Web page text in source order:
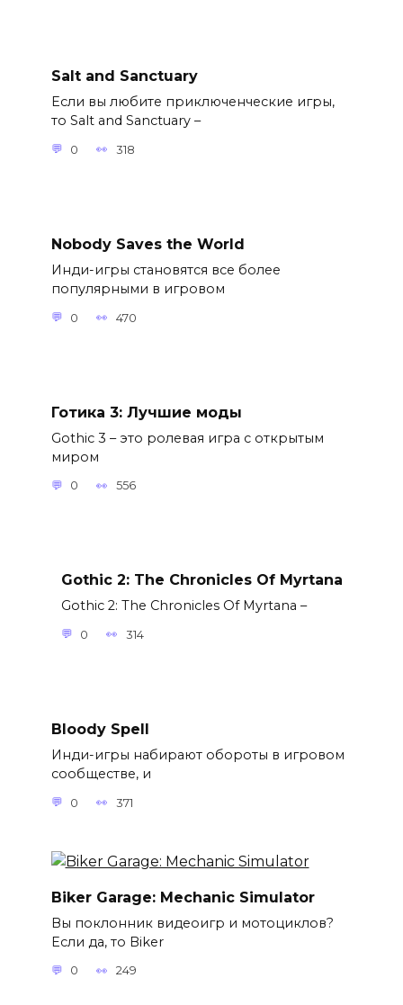
Salt and Sanctuary
Если вы любите приключенческие игры,
то Salt and Sanctuary –
0 318
Nobody Saves the World
Инди-игры становятся все более
популярными в игровом
0 470
Готика 3: Лучшие моды
Gothic 3 – это ролевая игра с открытым
миром
0 556
Gothic 2: The Chronicles Of Myrtana
Gothic 2: The Chronicles Of Myrtana –
0 314
Bloody Spell
Инди-игры набирают обороты в игровом
сообществе, и
0 371
Biker Garage: Mechanic Simulator
Вы поклонник видеоигр и мотоциклов?
Если да, то Biker
0 249